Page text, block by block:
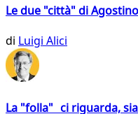
Le due "città" di
di Luigi Alici
La "folla" ci riguarda,